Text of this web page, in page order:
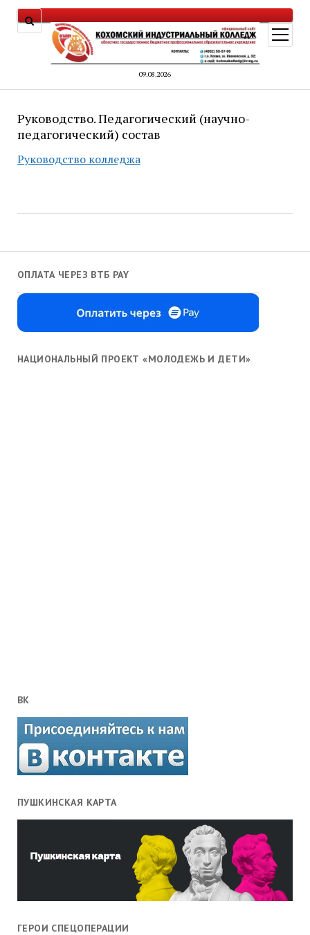
09.08.2026
меню
ОПЛАТА ЧЕРЕЗ ВТБ PAY
НАЦИОНАЛЬНЫЙ ПРОЕКТ «МОЛОДЕЖЬ И ДЕТИ»
ВК
ПУШКИНСКАЯ КАРТА
ГЕРОИ СПЕЦОПЕРАЦИИ
Руководство. Педагогический (научно-
педагогический) состав
Руководство колледжа